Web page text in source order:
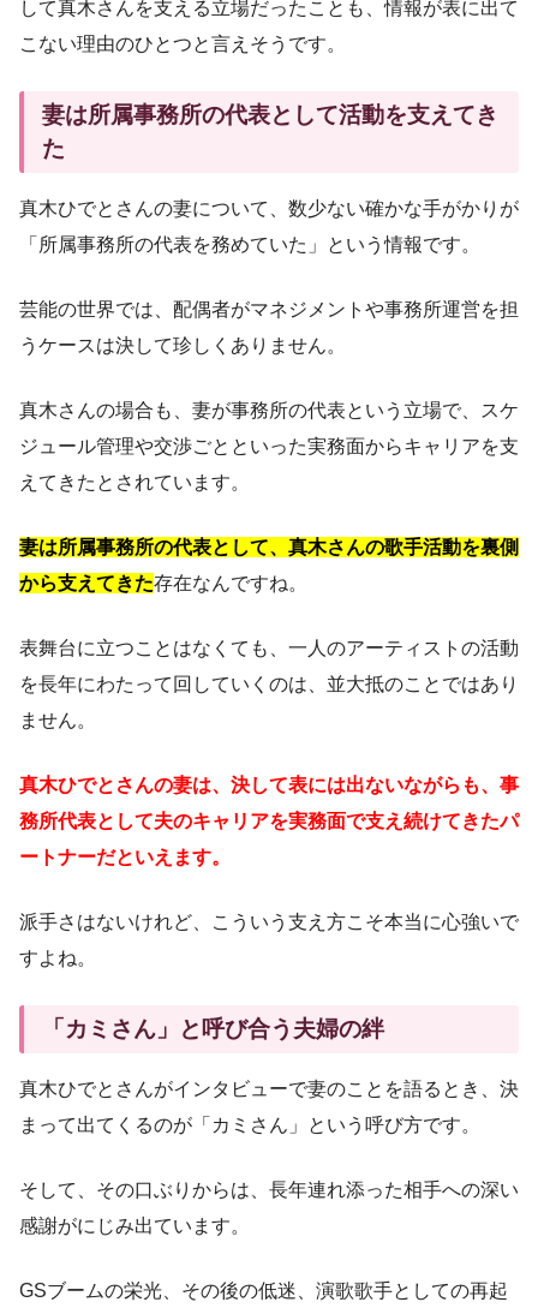
して真木さんを支える立場だったことも、情報が表に出て
こない理由のひとつと言えそうです。
妻は所属事務所の代表として活動を支えてき
た
真木ひでとさんの妻について、数少ない確かな手がかりが
「所属事務所の代表を務めていた」という情報です。
芸能の世界では、配偶者がマネジメントや事務所運営を担
うケースは決して珍しくありません。
真木さんの場合も、妻が事務所の代表という立場で、スケ
ジュール管理や交渉ごとといった実務面からキャリアを支
えてきたとされています。
妻は所属事務所の代表として、真木さんの歌手活動を裏側
から支えてきた存在なんですね。
表舞台に立つことはなくても、一人のアーティストの活動
を長年にわたって回していくのは、並大抵のことではあり
ません。
真木ひでとさんの妻は、決して表には出ないながらも、事
務所代表として夫のキャリアを実務面で支え続けてきたパ
ートナーだといえます。
派手さはないけれど、こういう支え方こそ本当に心強いで
すよね。
「カミさん」と呼び合う夫婦の絆
真木ひでとさんがインタビューで妻のことを語るとき、決
まって出てくるのが「カミさん」という呼び方です。
そして、その口ぶりからは、長年連れ添った相手への深い
感謝がにじみ出ています。
GSブームの栄光、その後の低迷、演歌歌手としての再起